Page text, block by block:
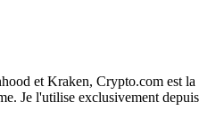
et Kraken, Crypto.com est la
Je l'utilise exclusivement depuis